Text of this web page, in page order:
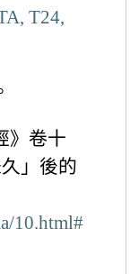
T24,
》卷十
」後的
10.html#